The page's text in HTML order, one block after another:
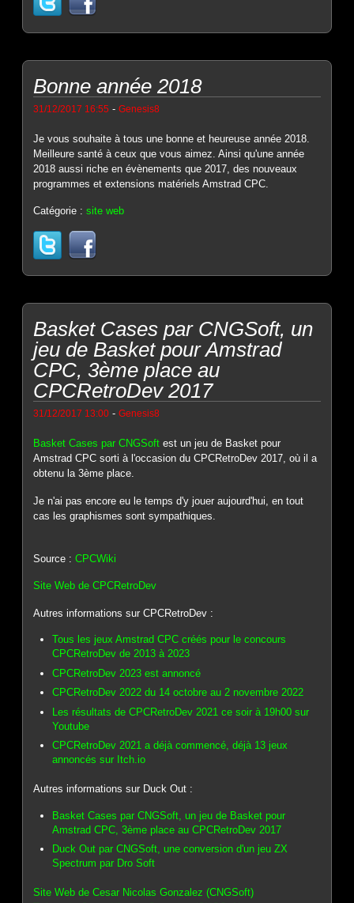
Bonne année 2018
31/12/2017 16:55 -Genesis8
Je vous souhaite à tous une bonne et heureuse année 2018.
Meilleure santé à ceux que vous aimez. Ainsi qu'une année
2018 aussi riche en évènements que 2017, des nouveaux
programmes et extensions matériels Amstrad CPC.
Catégorie :site web
Basket Cases par CNGSoft, un
jeu de Basket pour Amstrad
CPC, 3ème place au
CPCRetroDev 2017
31/12/2017 13:00 -Genesis8
Basket Cases par CNGSoft est un jeu de Basket pour
Amstrad CPC sorti à l'occasion du CPCRetroDev 2017, où il a
obtenu la 3ème place.
Je n'ai pas encore eu le temps d'y jouer aujourd'hui, en tout
cas les graphismes sont sympathiques.
Source :CPCWiki
Site Web de CPCRetroDev
Autres informations sur CPCRetroDev :
Tous les jeux Amstrad CPC créés pour le concours
CPCRetroDev de 2013 à 2023
CPCRetroDev 2023 est annoncé
CPCRetroDev 2022 du 14 octobre au 2 novembre 2022
Les résultats de CPCRetroDev 2021 ce soir à 19h00 sur
Youtube
CPCRetroDev 2021 a déjà commencé, déjà 13 jeux
annoncés sur Itch.io
Autres informations sur Duck Out :
Basket Cases par CNGSoft, un jeu de Basket pour
Amstrad CPC, 3ème place au CPCRetroDev 2017
Duck Out par CNGSoft, une conversion d'un jeu ZX
Spectrum par Dro Soft
Site Web de Cesar Nicolas Gonzalez (CNGSoft)